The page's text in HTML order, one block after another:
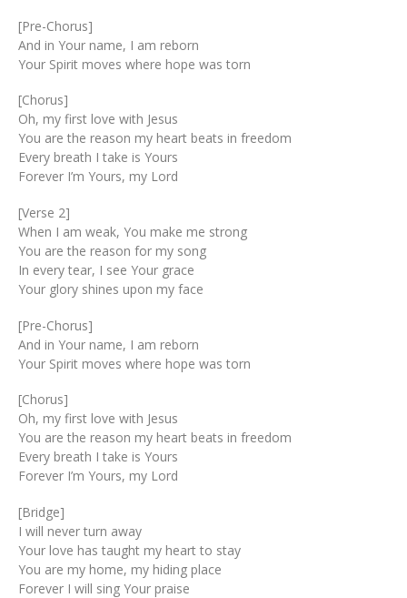
[Pre-Chorus]
And in Your name, I am reborn
Your Spirit moves where hope was torn
[Chorus]
Oh, my first love with Jesus
You are the reason my heart beats in freedom
Every breath I take is Yours
Forever I’m Yours, my Lord
[Verse 2]
When I am weak, You make me strong
You are the reason for my song
In every tear, I see Your grace
Your glory shines upon my face
[Pre-Chorus]
And in Your name, I am reborn
Your Spirit moves where hope was torn
[Chorus]
Oh, my first love with Jesus
You are the reason my heart beats in freedom
Every breath I take is Yours
Forever I’m Yours, my Lord
[Bridge]
I will never turn away
Your love has taught my heart to stay
You are my home, my hiding place
Forever I will sing Your praise